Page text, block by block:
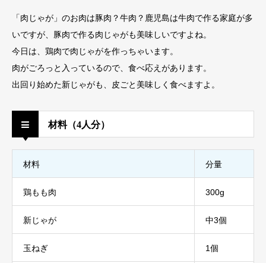
「肉じゃが」のお肉は豚肉？牛肉？鹿児島は牛肉で作る家庭が多
いですが、豚肉で作る肉じゃがも美味しいですよね。
今日は、鶏肉で肉じゃがを作っちゃいます。
肉がごろっと入っているので、食べ応えがあります。
出回り始めた新じゃがも、皮ごと美味しく食べますよ。
材料（4人分）
材料 分量
鶏もも肉 300g
新じゃが 中3個
玉ねぎ 1個